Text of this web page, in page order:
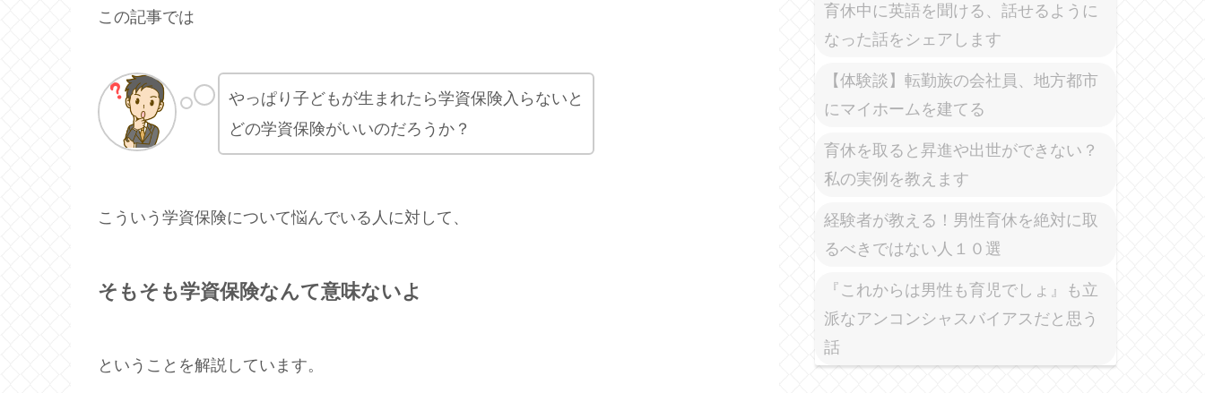
この記事では
やっぱり子どもが生まれたら学資保険入らないと
どの学資保険がいいのだろうか？
こういう学資保険について悩んでいる人に対して、
そもそも学資保険なんて意味ないよ
ということを解説しています。
育休中に英語を聞ける、話せるように
なった話をシェアします
【体験談】転勤族の会社員、地方都市
にマイホームを建てる
育休を取ると昇進や出世ができない？
私の実例を教えます
経験者が教える！男性育休を絶対に取
るべきではない人１０選
『これからは男性も育児でしょ』も立
派なアンコンシャスバイアスだと思う
話